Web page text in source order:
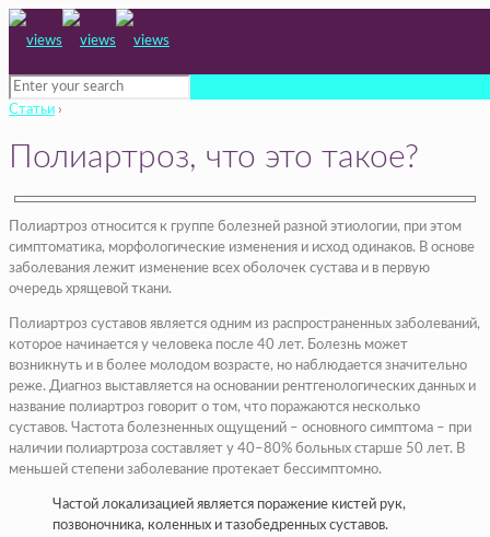
Статьи ›
Полиартроз, что это такое?
Полиартроз относится к группе болезней разной этиологии, при этом
симптоматика, морфологические изменения и исход одинаков. В основе
заболевания лежит изменение всех оболочек сустава и в первую
очередь хрящевой ткани.
Полиартроз суставов является одним из распространенных заболеваний,
которое начинается у человека после 40 лет. Болезнь может
возникнуть и в более молодом возрасте, но наблюдается значительно
реже. Диагноз выставляется на основании рентгенологических данных и
название полиартроз говорит о том, что поражаются несколько
суставов. Частота болезненных ощущений – основного симптома – при
наличии полиартроза составляет у 40–80% больных старше 50 лет. В
меньшей степени заболевание протекает бессимптомно.
Частой локализацией является поражение кистей рук,
позвоночника, коленных и тазобедренных суставов.